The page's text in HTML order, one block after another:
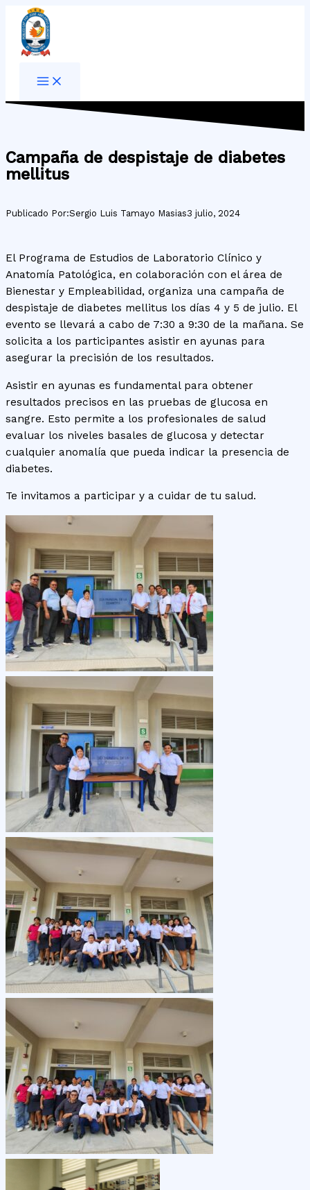
contenido
Campaña de despistaje de diabetes
mellitus
Publicado Por:Sergio Luis Tamayo Masias3 julio, 2024
El Programa de Estudios de Laboratorio Clínico y
Anatomía Patológica, en colaboración con el área de
Bienestar y Empleabilidad, organiza una campaña de
despistaje de diabetes mellitus los días 4 y 5 de julio. El
evento se llevará a cabo de 7:30 a 9:30 de la mañana. Se
solicita a los participantes asistir en ayunas para
asegurar la precisión de los resultados.
Asistir en ayunas es fundamental para obtener
resultados precisos en las pruebas de glucosa en
sangre. Esto permite a los profesionales de salud
evaluar los niveles basales de glucosa y detectar
cualquier anomalía que pueda indicar la presencia de
diabetes.
Te invitamos a participar y a cuidar de tu salud.